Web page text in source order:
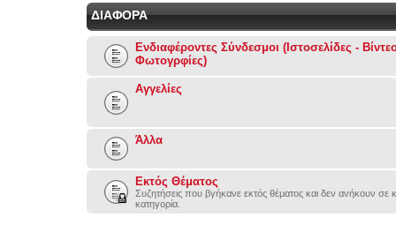
ΔΙΑΦΟΡΑ
Ενδιαφέροντες Σύνδεσμοι (Ιστοσελίδες -
Φωτογρφίες)
Αγγελίες
Άλλα
Εκτός Θέματος
Συζητήσεις που βγήκανε εκτός θέματος και δεν ανήκουν σε
κατηγορία.